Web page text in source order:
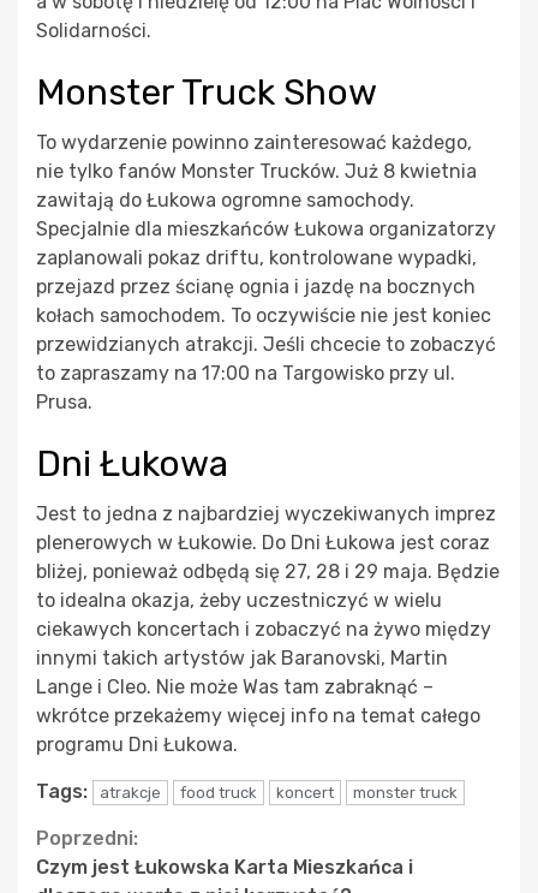
Solidarności.
Monster Truck Show
To wydarzenie powinno zainteresować każdego,
nie tylko fanów Monster Trucków. Już 8 kwietnia
zawitają do Łukowa ogromne samochody.
Specjalnie dla mieszkańców Łukowa organizatorzy
zaplanowali pokaz driftu, kontrolowane wypadki,
przejazd przez ścianę ognia i jazdę na bocznych
kołach samochodem. To oczywiście nie jest koniec
przewidzianych atrakcji. Jeśli chcecie to zobaczyć
to zapraszamy na 17:00 na Targowisko przy ul.
Prusa.
Dni Łukowa
Jest to jedna z najbardziej wyczekiwanych imprez
plenerowych w Łukowie. Do Dni Łukowa jest coraz
bliżej, ponieważ odbędą się 27, 28 i 29 maja. Będzie
to idealna okazja, żeby uczestniczyć w wielu
ciekawych koncertach i zobaczyć na żywo między
innymi takich artystów jak Baranovski, Martin
Lange i Cleo. Nie może Was tam zabraknąć –
wkrótce przekażemy więcej info na temat całego
programu Dni Łukowa.
Tags: atrakcje food truck koncert monster truck
Continue
Poprzedni:
Czym jest Łukowska Karta Mieszkańca i